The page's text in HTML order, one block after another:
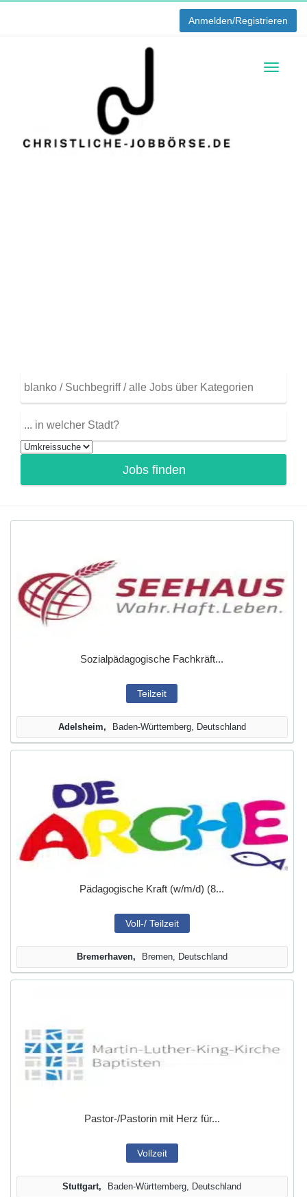
Anmelden/Registrieren
Jobs finden
Sozialpädagogische Fachkräft...
Teilzeit
Adelsheim Baden-Württemberg, Deutschland
Pädagogische Kraft (w/m/d) (8...
Voll-/ Teilzeit
Bremerhaven Bremen, Deutschland
Pastor-/Pastorin mit Herz für...
Vollzeit
Stuttgart Baden-Württemberg, Deutschland